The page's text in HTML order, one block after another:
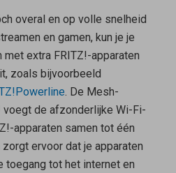
overal en op volle snelheid
en gamen, kun je je
extra FRITZ!-apparaten
zoals bijvoorbeeld
. De Mesh-
voegt de afzonderlijke Wi-Fi-
apparaten samen tot één
ervoor dat je apparaten
toegang tot het internet en